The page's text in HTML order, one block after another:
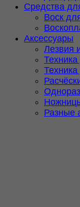
Средства
Воск
Аксессуары
Лезвия
Разные